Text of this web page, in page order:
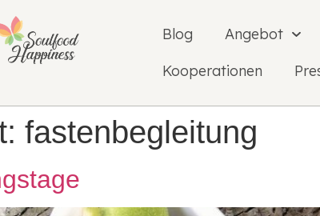
Blog Angebot
Kooperationen
fastenbegleitung